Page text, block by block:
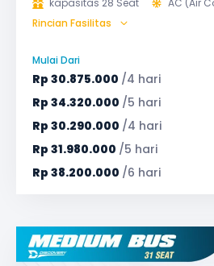
kapasitas 28 Seat
AC (Air
Bagasi
GPS
Safety Tools (P3K, Windows
TV LED & Android System
Rincian Fasilitas
Mulai Dari
Rp 30.875.000 /4 hari
Rp 34.320.000 /5 hari
Rp 30.290.000 /4 hari
Rp 31.980.000 /5 hari
Rp 38.200.000 /6 hari